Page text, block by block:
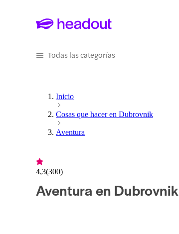
Todas las categorías
Inicio
Cosas que hacer en Dubrovnik
Aventura
4,3(300)
Aventura en Dubrovnik